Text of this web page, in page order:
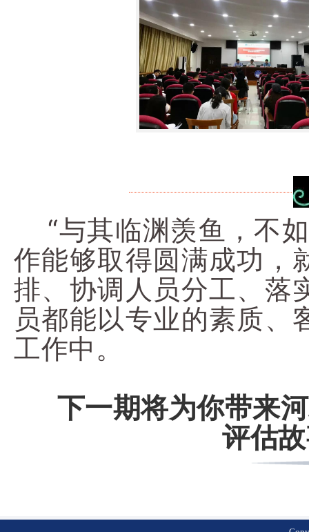
“与其临渊羡鱼，不
作能够取得圆满成功，
排、协调人员分工、落
员都能以专业的素质、
工作中。
下一期将为你带来
评估